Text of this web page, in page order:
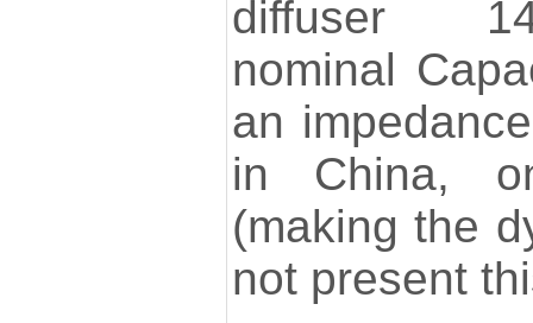
diffuser
nominal
an
in China,
(making the
not present